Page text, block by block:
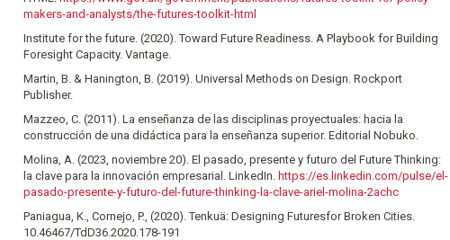
makers-and-analysts/the-futures-toolkit-html
Institute for the future. (2020). Toward Future Readiness. A Playbook for Building
Foresight Capacity. Vantage.
Martin, B. & Hanington, B. (2019). Universal Methods on Design. Rockport
Publisher.
Mazzeo, C. (2011). La enseñanza de las disciplinas proyectuales: hacia la
construcción de una didáctica para la enseñanza superior. Editorial Nobuko.
Molina, A. (2023, noviembre 20). El pasado, presente y futuro del Future Thinking:
la clave para la innovación empresarial. LinkedIn. https://es.linkedin.com/pulse/el-
pasado-presente-y-futuro-del-future-thinking-la-clave-ariel-molina-2achc
Paniagua, K., Cornejo, P., (2020). Tenkuä: Designing Futuresfor Broken Cities.
10.46467/TdD36.2020.178-191